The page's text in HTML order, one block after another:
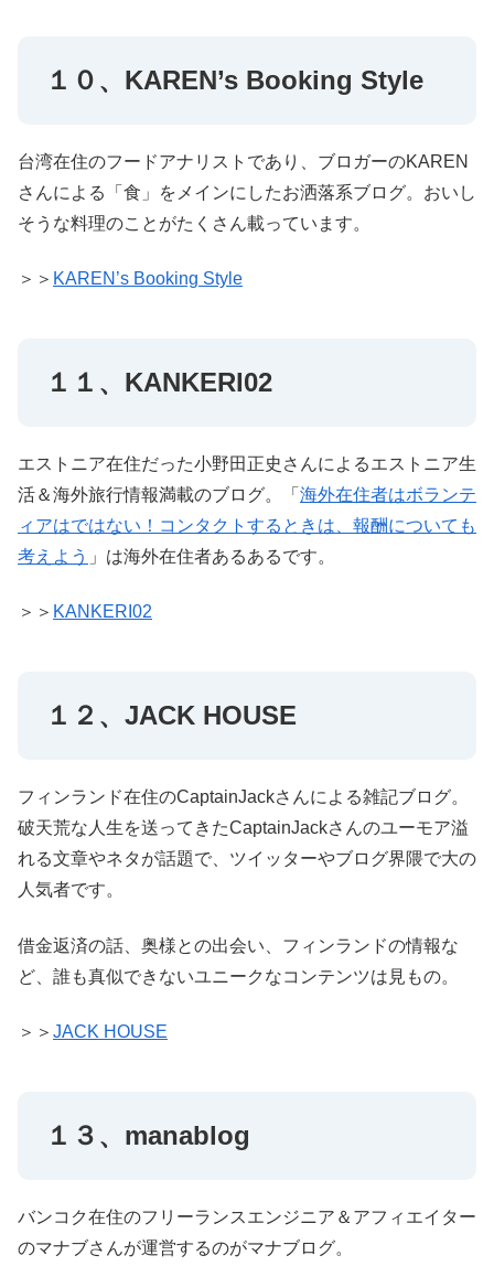
１０、KAREN’s Booking Style
台湾在住のフードアナリストであり、ブロガーのKAREN
さんによる「食」をメインにしたお洒落系ブログ。おいし
そうな料理のことがたくさん載っています。
＞＞ KAREN’s Booking Style
１１、KANKERI02
エストニア在住だった小野田正史さんによるエストニア生
活＆海外旅行情報満載のブログ。「 海外在住者はボランテ
ィアはではない！コンタクトするときは、報酬についても
考えよう 」は海外在住者あるあるです。
＞＞ KANKERI02
１２、JACK HOUSE
フィンランド在住のCaptainJackさんによる雑記ブログ。
破天荒な人生を送ってきたCaptainJackさんのユーモア溢
れる文章やネタが話題で、ツイッターやブログ界隈で大の
人気者です。
借金返済の話、奥様との出会い、フィンランドの情報な
ど、誰も真似できないユニークなコンテンツは見もの。
＞＞ JACK HOUSE
１３、manablog
バンコク在住のフリーランスエンジニア＆アフィエイター
のマナブさんが運営するのがマナブログ。